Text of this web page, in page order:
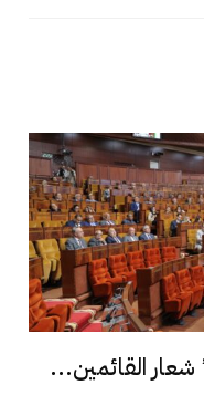
القائمين...